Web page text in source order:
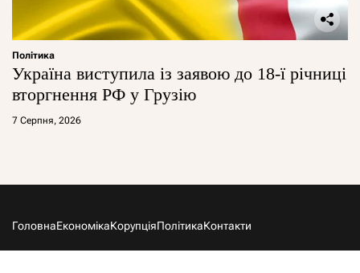
Політика
Україна виступила із заявою до 18-ї річниці
вторгнення РФ у Грузію
7 Серпня, 2026
ГоловнаЕкономікаКорупціяПолітикаКонтакти